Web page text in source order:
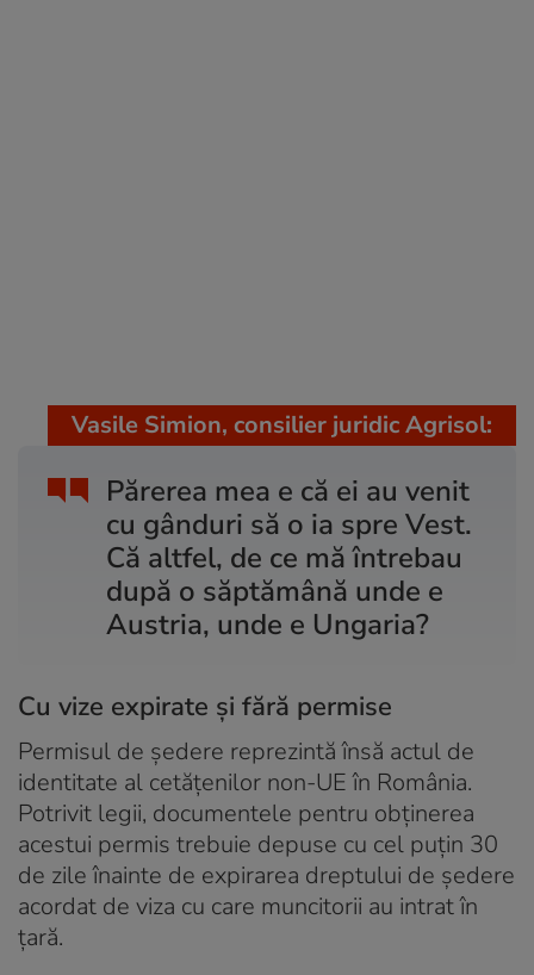
Părerea mea e că ei au venit
cu gânduri să o ia spre Vest.
Că altfel, de ce mă întrebau
după o săptămână unde e
Austria, unde e Ungaria?
Vasile Simion, consilier juridic Agrisol:
Cu vize expirate și fără permise
Permisul de ședere reprezintă însă actul de
identitate al cetățenilor non-UE în România.
Potrivit legii, documentele pentru obținerea
acestui permis trebuie depuse cu cel puțin 30
de zile înainte de expirarea dreptului de ședere
acordat de viza cu care muncitorii au intrat în
țară.